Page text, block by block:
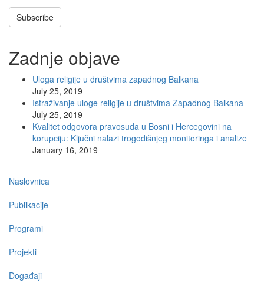
Subscribe
Zadnje objave
Uloga religije u društvima zapadnog Balkana
July 25, 2019
Istraživanje uloge religije u društvima Zapadnog Balkana
July 25, 2019
Kvalitet odgovora pravosuđa u Bosni i Hercegovini na
korupciju: Ključni nalazi trogodišnjeg monitoringa i analize
January 16, 2019
Main
navigation
Naslovnica
Publikacije
Programi
Projekti
Događaji